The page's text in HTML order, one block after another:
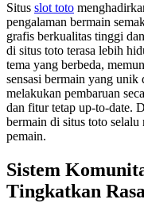
Situs slot toto
pengalaman bermain
grafis berkualitas tinggi
di situs toto terasa lebih
tema yang berbeda,
sensasi bermain yang unik
melakukan pembaruan
dan fitur tetap up-to-date.
bermain di situs toto selalu
pemain.
Sistem
Tingkatkan